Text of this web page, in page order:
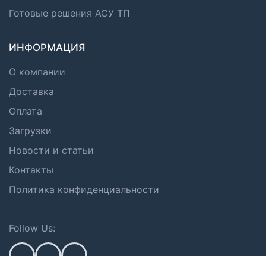
Готовые решения АСУ ТП
ИНФОРМАЦИЯ
О компании
Доставка
Оплата
Загрузки
Новости и статьи
Контакты
Политика конфиденциальности
Follow Us: